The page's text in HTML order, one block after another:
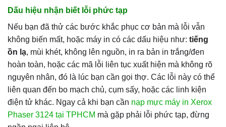
Dấu hiệu nhận biết lỗi phức tạp
Nếu bạn đã thử các bước khắc phục cơ bản mà lỗi vẫn
không biến mất, hoặc máy in có các dấu hiệu như: tiếng
ồn lạ, mùi khét, không lên nguồn, in ra bản in trắng/đen
hoàn toàn, hoặc các mã lỗi liên tục xuất hiện mà không rõ
nguyên nhân, đó là lúc bạn cần gọi thợ. Các lỗi này có thể
liên quan đến bo mạch chủ, cụm sấy, hoặc các linh kiện
điện tử khác. Ngay cả khi bạn cần nạp mực máy in Xerox
Phaser 3124 tại TPHCM mà gặp phải lỗi phức tạp, đừng